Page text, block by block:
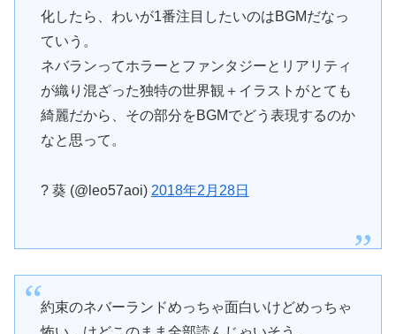
化したら、わいが1番注目したいのはBGMだなっ
ていう。
ネバランってホラーとファンタジーとリアリティ
が織り混ざった独特の世界観＋イラストがとても
綺麗だから、その部分をBGMでどう表現するのか
なと思って。
? 葵 (@leo57aoi) 2018年2月28日
約束のネバーランドめっちゃ面白いけどめっちゃ